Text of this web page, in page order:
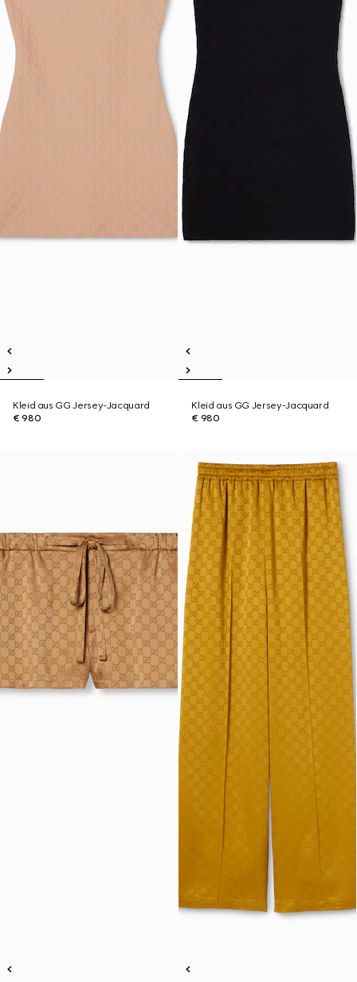
Kleid aus GG Jersey-Jacquard
€ 980
Kleid aus GG Jersey-Jacquard
€ 980